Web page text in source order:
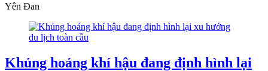
Yên Đan
Khủng hoảng khí hậu đang định hình lại